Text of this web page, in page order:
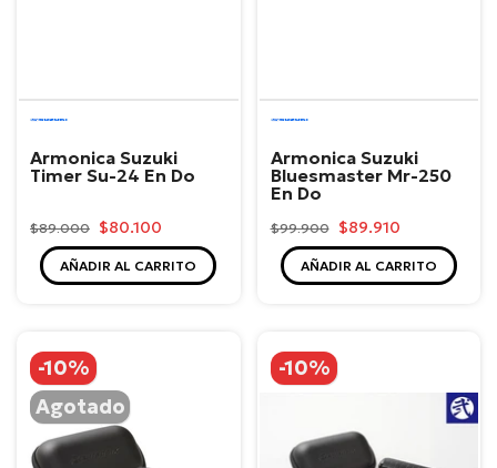
Armonica Suzuki
Timer Su-24 En Do
$89.000 $80.100
AÑADIR AL CARRITO
Armonica Suzuki
Bluesmaster Mr-250
En Do
$99.900 $89.910
AÑADIR AL CARRITO
-10%
Agotado
-10%